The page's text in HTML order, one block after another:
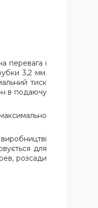
перевага і
3,2 мм.
тиск
в подаючу
для
розсади